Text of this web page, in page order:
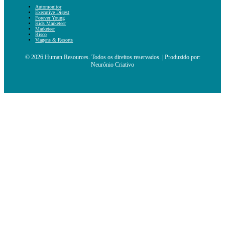
Automonitor
Executive Digest
Forever Young
Kids Marketeer
Marketeer
Risco
Viagens & Resorts
© 2026 Human Resources. Todos os direitos reservados. | Produzido por:
Neurónio Criativo